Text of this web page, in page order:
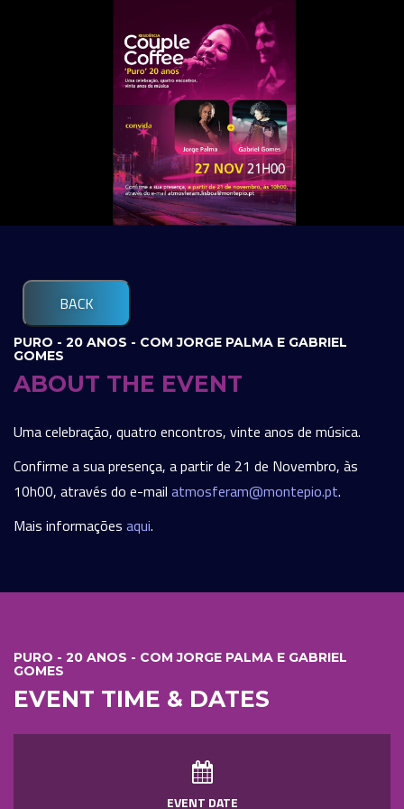
BACK
PURO - 20 ANOS - COM JORGE PALMA E GABRIEL
GOMES
ABOUT THE EVENT
Uma celebração, quatro encontros, vinte anos de música.
Confirme a sua presença, a partir de 21 de Novembro, às
10h00, através do e-mail atmosferam@montepio.pt.
Mais informações aqui.
PURO - 20 ANOS - COM JORGE PALMA E GABRIEL
GOMES
EVENT TIME & DATES
EVENT DATE